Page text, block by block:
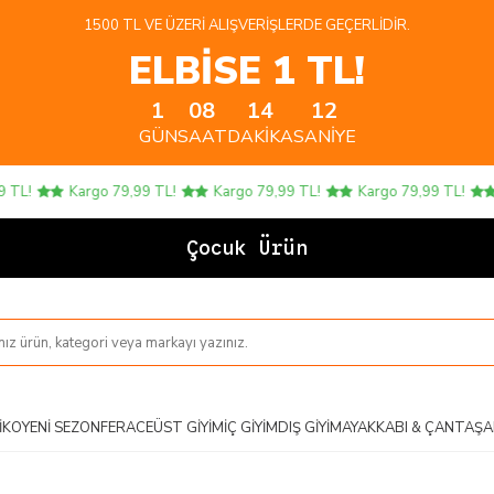
1500 TL VE ÜZERI ALIŞVERIŞLERDE GEÇERLIDIR.
ELBİSE 1 TL!
1
GÜN
08
SAAT
14
DAKIKA
12
SANIYE
Kargo 79,99 TL! Kargo 79,99 TL! Kargo 79,99 TL!
Çocuk Ürünler
YENI SEZONFERACEÜST GIYIMİÇ GIYIMDIŞ GIYIMAYAKKABI & ÇANTA